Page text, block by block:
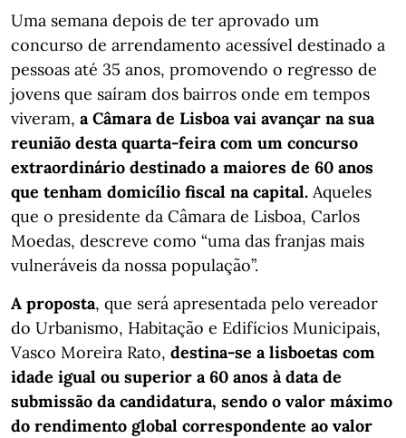
Uma semana depois de ter aprovado um
concurso de arrendamento acessível destinado a
pessoas até 35 anos, promovendo o regresso de
jovens que saíram dos bairros onde em tempos
viveram, a Câmara de Lisboa vai avançar na sua
reunião desta quarta-feira com um concurso
extraordinário destinado a maiores de 60 anos
que tenham domicílio fiscal na capital. Aqueles
que o presidente da Câmara de Lisboa, Carlos
Moedas, descreve como “uma das franjas mais
vulneráveis da nossa população”.
A proposta, que será apresentada pelo vereador
do Urbanismo, Habitação e Edifícios Municipais,
Vasco Moreira Rato, destina-se a lisboetas com
idade igual ou superior a 60 anos à data de
submissão da candidatura, sendo o valor máximo
do rendimento global correspondente ao valor